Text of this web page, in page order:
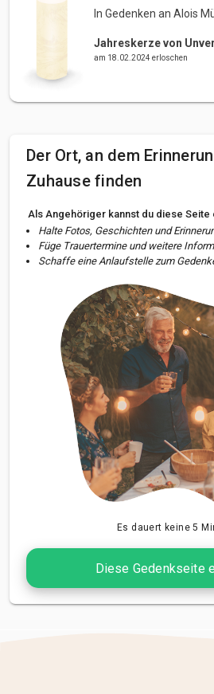
In Gedenken an Alois
Jahreskerze von
am 18.02.2024 erloschen
Der Ort, an dem
Zuhause finden
Als Angehöriger kannst du diese Seite
Halte Fotos, Geschichten und
Füge Trauertermine und weitere
Schaffe eine Anlaufstelle zum
Es dauert keine 5
Diese Gedenkseite